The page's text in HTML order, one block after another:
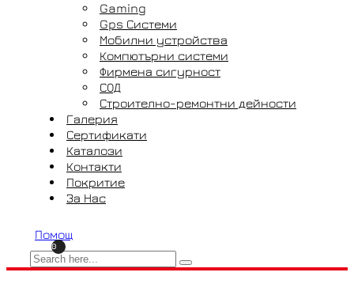
Gaming
Gps Системи
Мобилни устройства
Компютърни системи
Фирмена сигурност
СОД
Строително-ремонтни дейности
Галерия
Сертификати
Каталози
Контакти
Покритие
За Нас
0
Помощ